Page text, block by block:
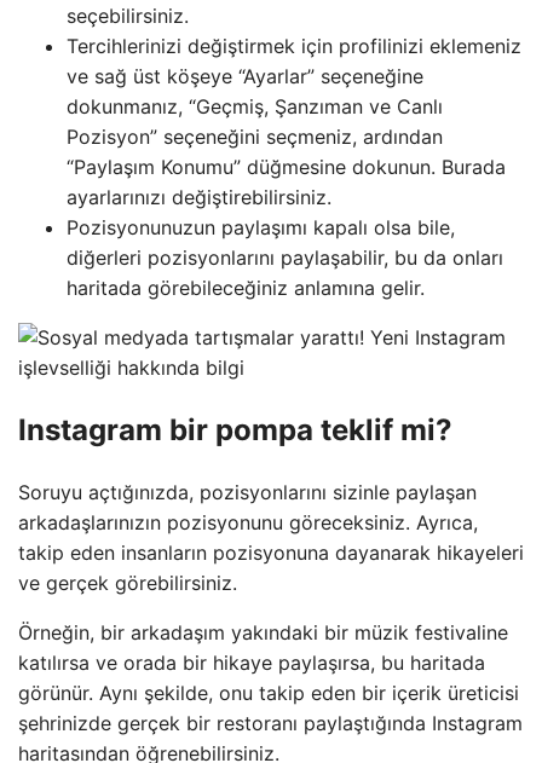
seçebilirsiniz.
Tercihlerinizi değiştirmek için profilinizi eklemeniz
ve sağ üst köşeye “Ayarlar” seçeneğine
dokunmanız, “Geçmiş, Şanzıman ve Canlı
Pozisyon” seçeneğini seçmeniz, ardından
“Paylaşım Konumu” düğmesine dokunun. Burada
ayarlarınızı değiştirebilirsiniz.
Pozisyonunuzun paylaşımı kapalı olsa bile,
diğerleri pozisyonlarını paylaşabilir, bu da onları
haritada görebileceğiniz anlamına gelir.
Instagram bir pompa teklif mi?
Soruyu açtığınızda, pozisyonlarını sizinle paylaşan
arkadaşlarınızın pozisyonunu göreceksiniz. Ayrıca,
takip eden insanların pozisyonuna dayanarak hikayeleri
ve gerçek görebilirsiniz.
Örneğin, bir arkadaşım yakındaki bir müzik festivaline
katılırsa ve orada bir hikaye paylaşırsa, bu haritada
görünür. Aynı şekilde, onu takip eden bir içerik üreticisi
şehrinizde gerçek bir restoranı paylaştığında Instagram
haritasından öğrenebilirsiniz.